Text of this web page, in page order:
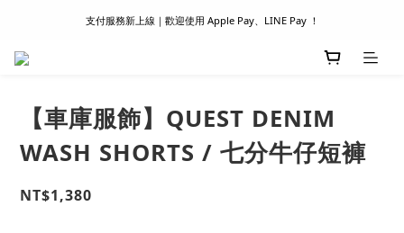
滿 1500 超商取貨免運 │ WORLDWIDE SHIPPING
首次註冊新會員 │ 贈 100 元購物金
【車庫服飾】QUEST DENIM
WASH SHORTS / 七分牛仔短褲
NT$1,380